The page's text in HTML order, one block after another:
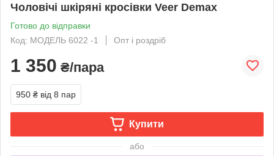
Чоловічі шкіряні кросівки Veer Demax
Готово до відправки
Код: МОДЕЛЬ 6022 -1
Опт і роздріб
1 350 ₴/пара
950 ₴ від 8 пар
Купити
або